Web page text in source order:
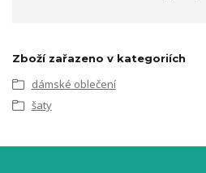
Zboží zařazeno v kategoriích
dámské oblečení
šaty